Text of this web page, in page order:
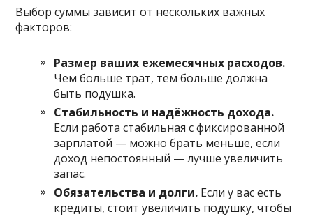
Выбор суммы зависит от нескольких важных
факторов:
Размер ваших ежемесячных расходов.
Чем больше трат, тем больше должна
быть подушка.
Стабильность и надёжность дохода.
Если работа стабильная с фиксированной
зарплатой — можно брать меньше, если
доход непостоянный — лучше увеличить
запас.
Обязательства и долги. Если у вас есть
кредиты, стоит увеличить подушку, чтобы